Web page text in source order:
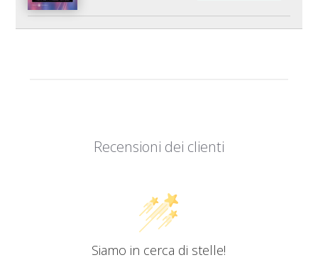
Recensioni dei clienti
Siamo in cerca di stelle!